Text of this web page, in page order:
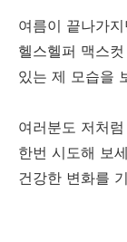
여름이 끝나가
헬스헬퍼 맥스
있는 제 모습을
여러분도 저처
한번 시도해 보
건강한 변화를